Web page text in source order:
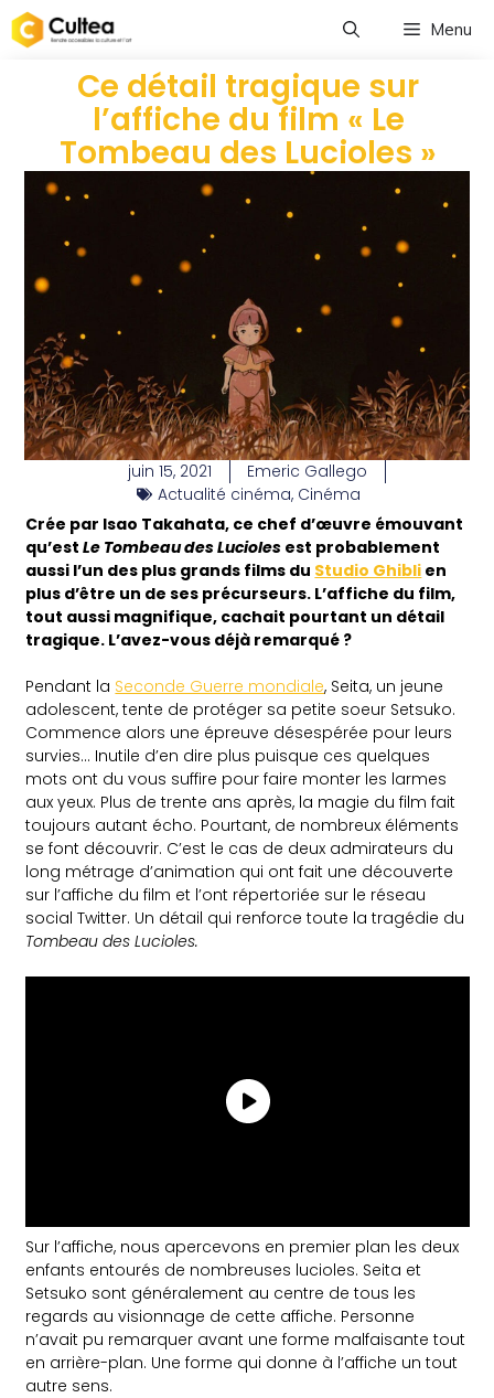
Menu
Ce détail tragique sur
l’affiche du film « Le
Tombeau des Lucioles »
juin 15, 2021
Emeric Gallego
Actualité cinéma, Cinéma
Crée par Isao Takahata, ce chef d’œuvre émouvant
qu’estLe Tombeau des Lucioles est probablement
aussi l’un des plus grands films du Studio Ghibli en
plus d’être un de ses précurseurs. L’affiche du film,
tout aussi magnifique, cachait pourtant un détail
tragique. L’avez-vous déjà remarqué ?
Pendant la Seconde Guerre mondiale, Seita, un jeune
adolescent, tente de protéger sa petite soeur Setsuko.
Commence alors une épreuve désespérée pour leurs
survies… Inutile d’en dire plus puisque ces quelques
mots ont du vous suffire pour faire monter les larmes
aux yeux. Plus de trente ans après, la magie du film fait
toujours autant écho. Pourtant, de nombreux éléments
se font découvrir. C’est le cas de deux admirateurs du
long métrage d’animation qui ont fait une découverte
sur l’affiche du film et l’ont répertoriée sur le réseau
social Twitter. Un détail qui renforce toute la tragédie du
Tombeau des Lucioles.
Sur l’affiche, nous apercevons en premier plan les deux
enfants entourés de nombreuses lucioles. Seita et
Setsuko sont généralement au centre de tous les
regards au visionnage de cette affiche. Personne
n’avait pu remarquer avant une forme malfaisante tout
en arrière-plan. Une forme qui donne à l’affiche un tout
autre sens.